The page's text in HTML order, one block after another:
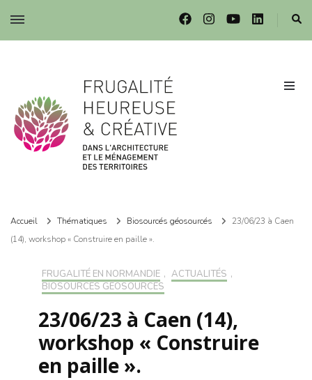
Frugalité dans l'architecture et le ménagement des territoires
Accueil Thématiques Biosourcés géosourcés
23/06/23 à Caen
(14), workshop « Construire en paille ».
FRUGALITÉ EN NORMANDIE , ACTUALITÉS ,
BIOSOURCÉS GÉOSOURCÉS
23/06/23 à Caen (14),
workshop « Construire
en paille ».